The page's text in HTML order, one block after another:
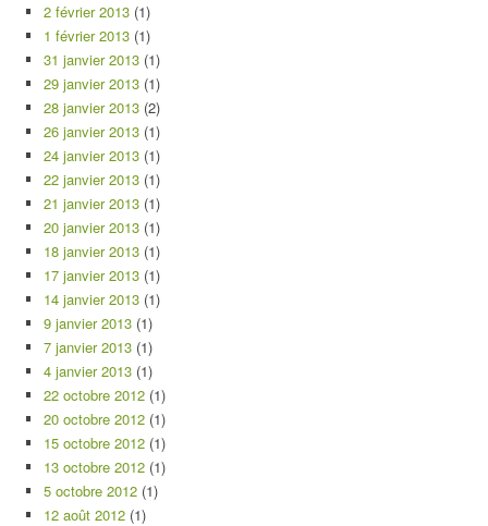
2 février 2013 (1)
1 février 2013 (1)
31 janvier 2013 (1)
29 janvier 2013 (1)
28 janvier 2013 (2)
26 janvier 2013 (1)
24 janvier 2013 (1)
22 janvier 2013 (1)
21 janvier 2013 (1)
20 janvier 2013 (1)
18 janvier 2013 (1)
17 janvier 2013 (1)
14 janvier 2013 (1)
9 janvier 2013 (1)
7 janvier 2013 (1)
4 janvier 2013 (1)
22 octobre 2012 (1)
20 octobre 2012 (1)
15 octobre 2012 (1)
13 octobre 2012 (1)
5 octobre 2012 (1)
12 août 2012 (1)